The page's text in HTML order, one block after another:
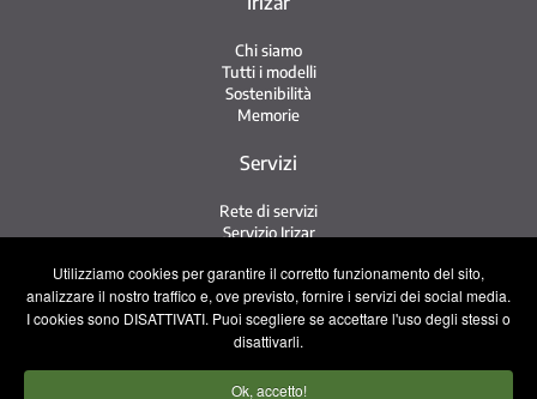
Utilizziamo cookies per garantire il corretto funzionamento del sito,
analizzare il nostro traffico e, ove previsto, fornire i servizi dei social media.
I cookies sono DISATTIVATI. Puoi scegliere se accettare l'uso degli stessi o
disattivarli.
Ok, accetto!
Chi siamo
Tutti i modelli
Sostenibilità
Memorie
Servizi
Rete di servizi
Servizio Irizar
Usati
Contatto
Contatto
Lavora con noi